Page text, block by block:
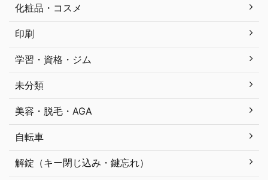
化粧品・コスメ
印刷
学習・資格・ジム
未分類
美容・脱毛・AGA
自転車
解錠（キー閉じ込み・鍵忘れ）